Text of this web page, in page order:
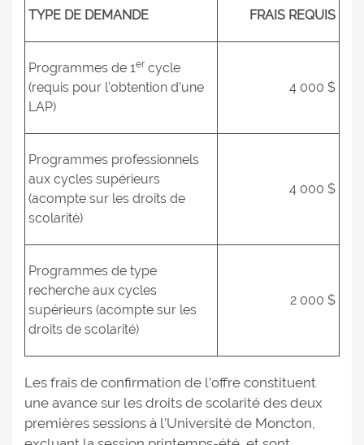
TYPE DE DEMANDE FRAIS REQUIS
Programmes de 1er cycle
(requis pour l’obtention d’une
LAP)
4 000 $
Programmes professionnels
aux cycles supérieurs
(acompte sur les droits de
scolarité)
4 000 $
Programmes de type
recherche aux cycles
supérieurs (acompte sur les
droits de scolarité)
2 000 $
Les frais de confirmation de l’offre constituent
une avance sur les droits de scolarité des deux
premières sessions à l’Université de Moncton,